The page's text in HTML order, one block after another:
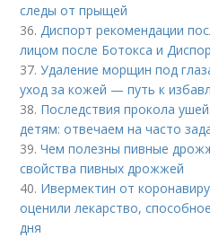
следы от прыщей
36.Диспорт рекомендации
лицом после Ботокса и
37.Удаление морщин под
уход за кожей — путь к
38. Последствия прокола
детям: отвечаем на часто
39.Чем полезны пивные
свойства пивных дрожжей
40. Ивермектин от
оценили лекарство,
дня